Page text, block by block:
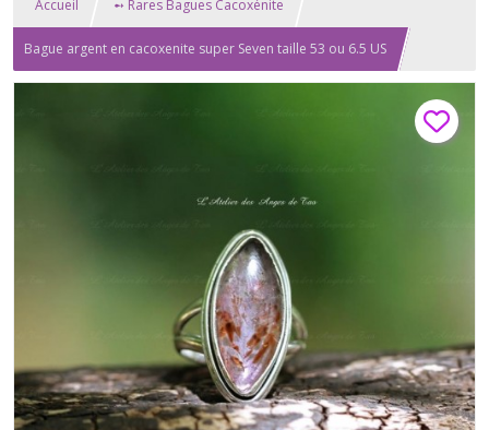
Accueil ➻ Rares Bagues Cacoxénite
Bague argent en cacoxenite super Seven taille 53 ou 6.5 US